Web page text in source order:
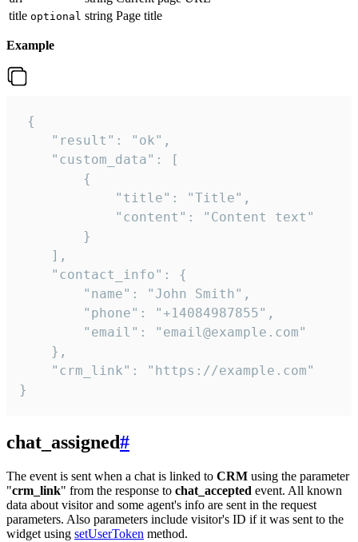
title optional string Page title
Example
{
    "result": "ok",
    "custom_data": [
        {
            "title": "Title",
            "content": "Content text"
        }
    ],
    "contact_info": {
        "name": "John Smith",
        "phone": "+14084987855",
        "email": "email@example.com"
    },
    "crm_link": "https://example.com"
}
chat_assigned#
The event is sent when a chat is linked to CRM using the parameter
"crm_link" from the response to chat_accepted event. All known
data about visitor and some agent's info are sent in the request
parameters. Also parameters include visitor's ID if it was sent to the
widget using setUserToken method.